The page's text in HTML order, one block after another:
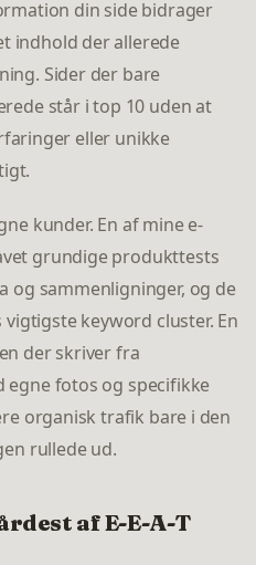
din side bidrager
indhold der allerede
Sider der bare
står i top 10 uden at
eller unikke
kunder. En af mine e-
grundige produkttests
og sammenligninger, og de
keyword cluster. En
der skriver fra
egne fotos og specifikke
organisk trafik bare i den
rullede ud.
af E-E-A-T